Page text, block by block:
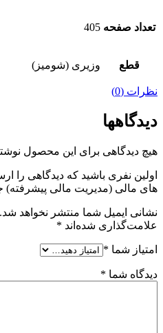
تعداد صفحه 405
قطع وزیری (شومیز)
نظرات (0)
دیدگاهها
هیچ دیدگاهی برای این محصول
اولین نفری باشید که دیدگاهی را
های مالی (مدیریت مالی پیشرفته)
نشانی ایمیل شما منتشر نخواهد شد.
علامت‌گذاری شده‌اند *
امتیاز شما *
دیدگاه شما *